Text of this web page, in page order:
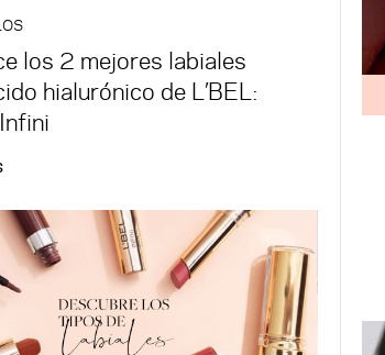
los 2 mejores labiales
hialurónico de L’BEL: